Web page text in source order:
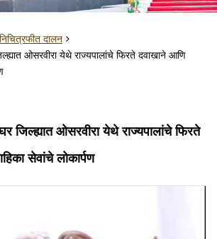
दालन
ओसरवीरा येथे राज्यपालांचे फिरते दवाखाने आणि
जिल्ह्यात ओसरवीरा येथे राज्यपालांचे फिरते
सेवांचे लोकार्पण